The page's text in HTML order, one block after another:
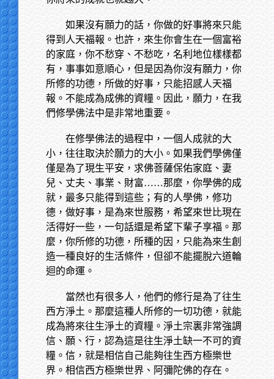
如果沒有願力的話，你做的好事將來只能
得到人天福報。也許，來生你會生在一個富裕
的家庭，你不愁穿、不愁吃，名利地位樣樣都
有，事事如意順心，但是因為你沒有願力，你
所修的功德，所做的好事，只能招感人天福
報。不能成為成佛的資糧。因此，願力，在我
們修學佛法中是非常地重要。
在修學佛法的過程中，一個人成就的大
小，往往取決於願力的大小。如果我們學佛僅
僅是為了現生平安，求佛菩薩保佑家庭、妻
兒、丈夫、事業、財富……那麼，你學佛的成
就，最多只能得到這些；有的人學佛，修功
德，做好事，是為來世服務，希望來世比現在
活得好一些，一句話還是希望下輩子享福。那
麼，你所修的功德，所種的因，只能為來生創
造一種良好的生活條件，但卻不能擺脫六道輪
迴的命運。
當然也有很多人，他們的修行是為了往生
西方淨土。那麼這種人所修的一切功德，就能
成為將來往生淨土的資糧。淨土宗裏非常強調
信、願、行，認為這是往生淨土缺一不可的資
糧。信，就是相信自己能夠往生西方極樂世
界。相信西方極樂世界、阿彌陀佛的存在。